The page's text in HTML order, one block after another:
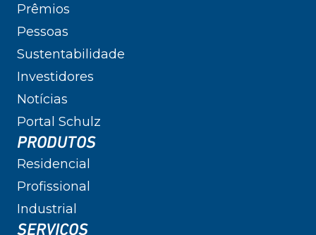
Prêmios
Pessoas
Sustentabilidade
Investidores
Notícias
Portal Schulz
PRODUTOS
Residencial
Profissional
Industrial
SERVIÇOS